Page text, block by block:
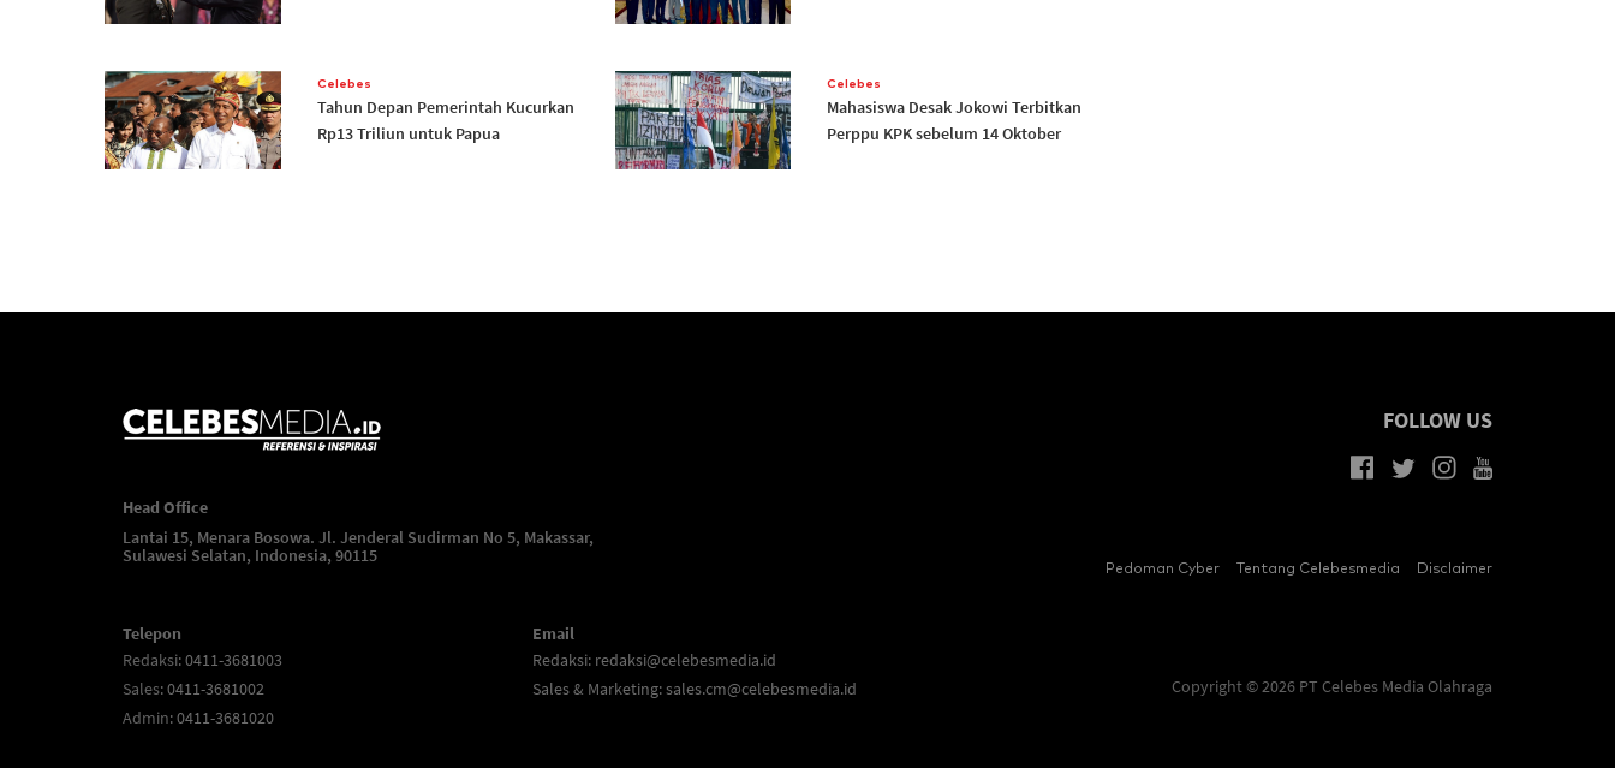
Celebes
Tahun Depan Pemerintah Kucurkan
Rp13 Triliun untuk Papua
Celebes
Mahasiswa Desak Jokowi Terbitkan
Perppu KPK sebelum 14 Oktober
Head Office
Lantai 15, Menara Bosowa. Jl. Jenderal Sudirman No 5, Makassar,
Sulawesi Selatan, Indonesia, 90115
Telepon
Redaksi: 0411-3681003
Sales: 0411-3681002
Admin: 0411-3681020
Email
Redaksi: redaksi@celebesmedia.id
Sales & Marketing:sales.cm@celebesmedia.id
FOLLOW US
Pedoman Cyber Tentang Celebesmedia Disclaimer
Copyright © 2026 PT Celebes Media Olahraga